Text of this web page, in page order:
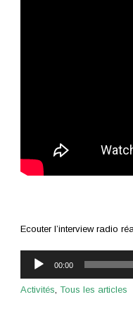
Ecouter l’interview radio
Lecteur
audio
00:00
Activités, Tous les articles